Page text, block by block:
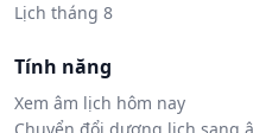
Lịch tháng 8
Tính năng
Xem âm lịch hôm nay